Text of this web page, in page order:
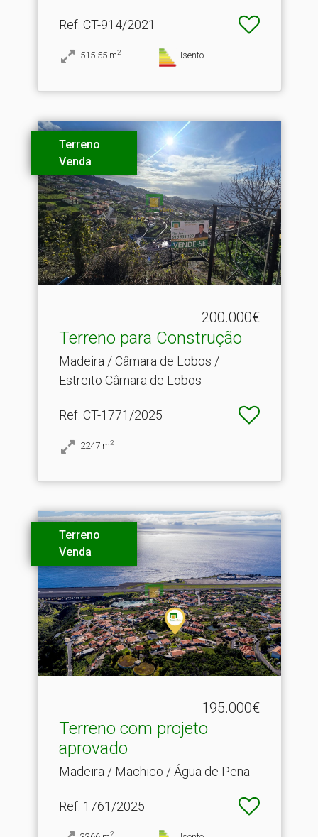
Ref: CT-914/2021
515.55 m2 Isento
Terreno
Venda
200.000€
Terreno para Construção
Madeira / Câmara de Lobos /
Estreito Câmara de Lobos
Ref: CT-1771/2025
2247 m2
Terreno
Venda
195.000€
Terreno com projeto
aprovado
Madeira / Machico / Água de Pena
Ref: 1761/2025
2